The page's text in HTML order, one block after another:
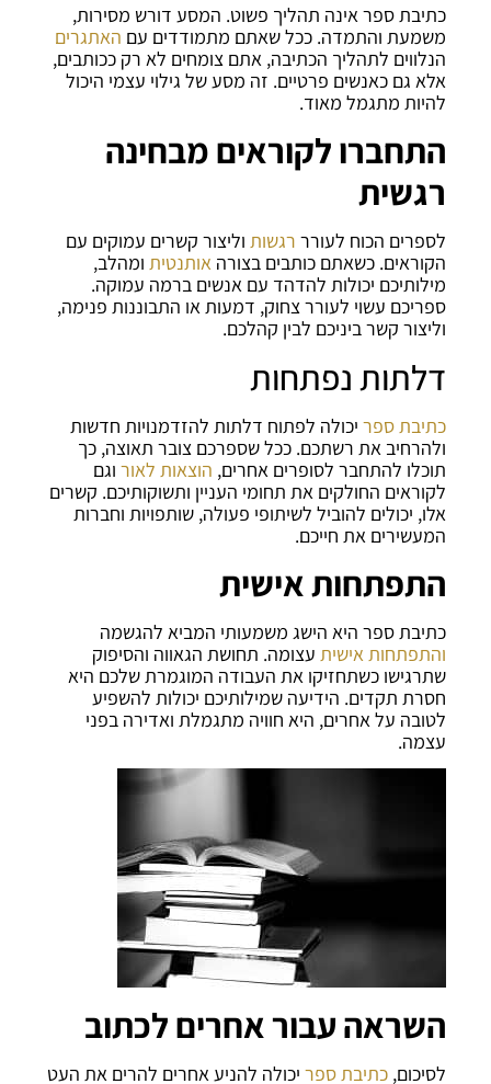
כתיבת ספר אינה תהליך פשוט. המסע דורש מסירות,
משמעת והתמדה. ככל שאתם מתמודדים עם האתגרים
הנלווים לתהליך הכתיבה, אתם צומחים לא רק ככותבים,
אלא גם כאנשים פרטיים. זה מסע של גילוי עצמי היכול
להיות מתגמל מאוד.
התחברו לקוראים מבחינה
רגשית
לספרים הכוח לעורר רגשות וליצור קשרים עמוקים עם
הקוראים. כשאתם כותבים בצורהאותנטית ומהלב,
מילותיכם יכולות להדהד עם אנשים ברמה עמוקה.
ספריכם עשוי לעורר צחוק, דמעות או התבוננות פנימה,
וליצור קשר ביניכם לבין קהלכם.
דלתות נפתחות
כתיבת ספר יכולה לפתוח דלתות להזדמנויות חדשות
ולהרחיב את רשתכם. ככל שספרכם צובר תאוצה, כך
תוכלו להתחבר לסופרים אחרים, הוצאות לאור וגם
לקוראים החולקים את תחומי העניין ותשוקותיכם. קשרים
אלו, יכולים להוביל לשיתופי פעולה, שותפויות וחברות
המעשירים את חייכם.
התפתחות אישית
כתיבת ספר היא הישג משמעותי המביא להגשמה
והתפתחות אישית עצומה. תחושת הגאווה והסיפוק
שתרגישו כשתחזיקו את העבודה המוגמרת שלכם היא
חסרת תקדים. הידיעה שמילותיכם יכולות להשפיע
לטובה על אחרים, היא חוויה מתגמלת ואדירה בפני
עצמה.
השראה עבור אחרים לכתוב
לסיכום,כתיבת ספר יכולה להניע אחרים להרים את העט